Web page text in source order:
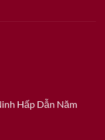
Hấp Dẫn Năm